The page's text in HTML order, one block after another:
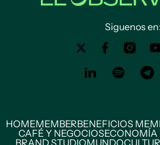
Siguenos en:
HOMEMEMBERBENEFICIOS
CAFÉ Y NEGOCIOSECONOMÍA
BRAND STUDIOMUNDO